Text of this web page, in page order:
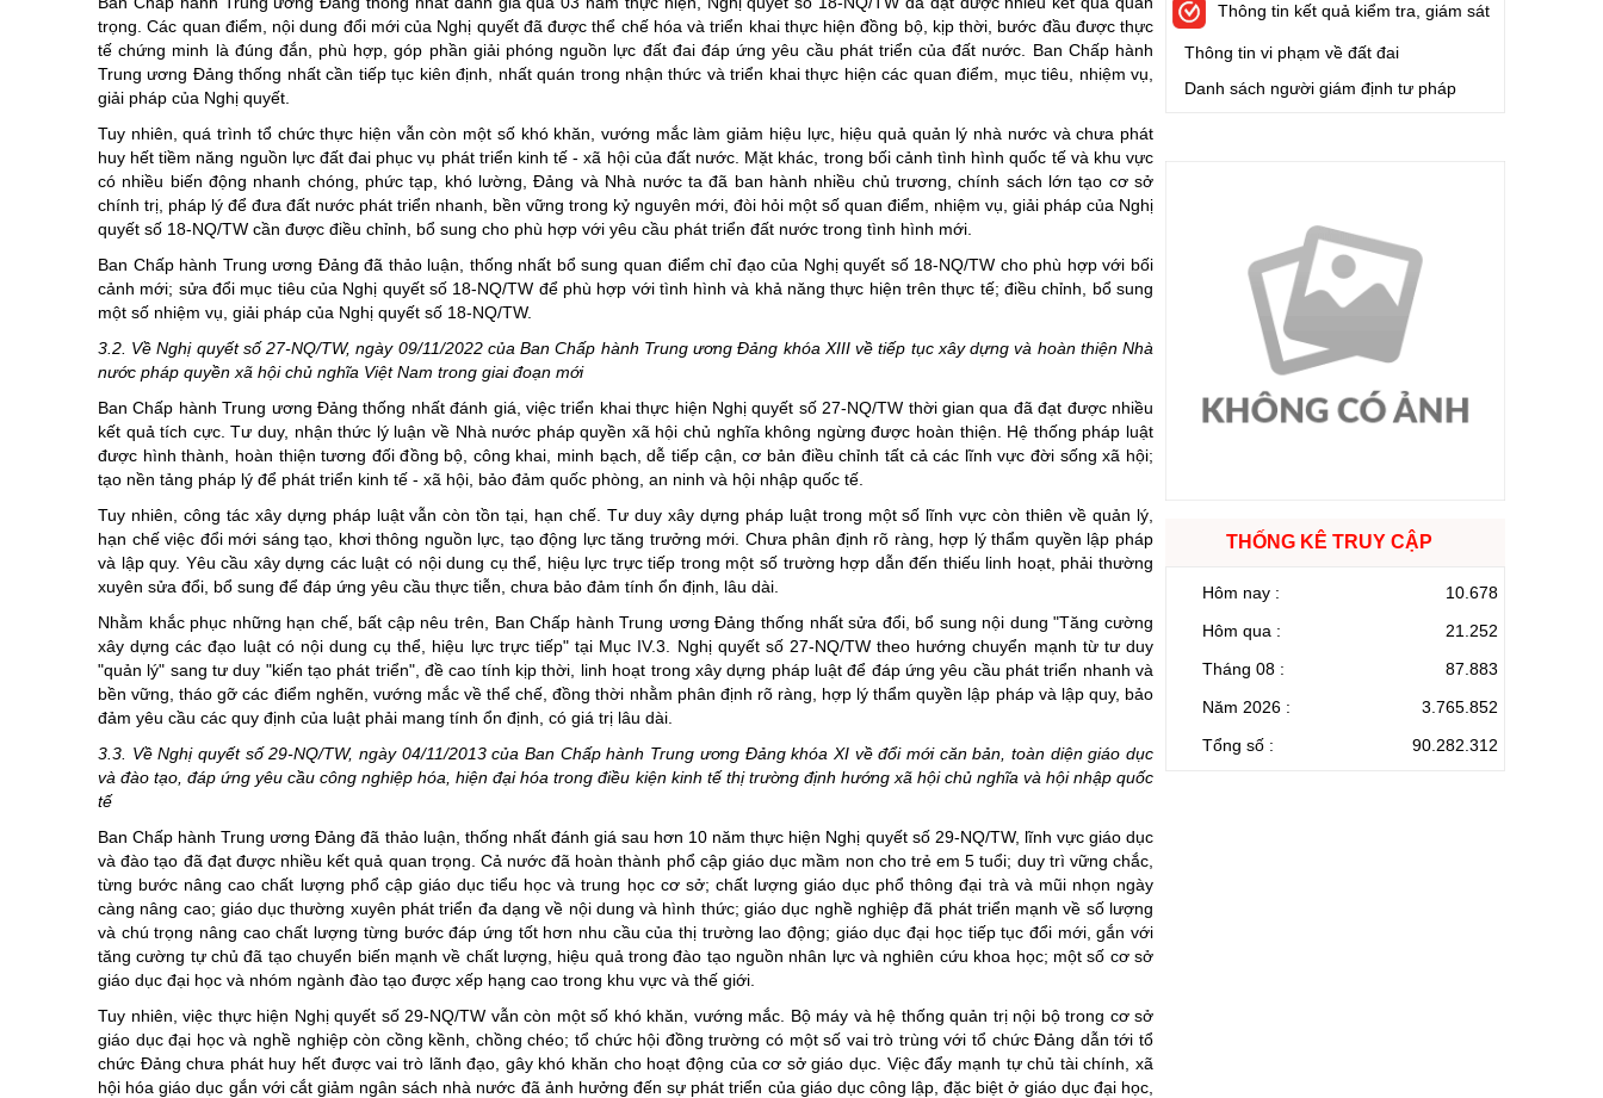
trọng. Các quan điểm, nội dung đổi mới của Nghị quyết đã được thể chế hóa và triển khai thực hiện đồng bộ, kịp thời, bước đầu được thực
tế chứng minh là đúng đắn, phù hợp, góp phần giải phóng nguồn lực đất đai đáp ứng yêu cầu phát triển của đất nước. Ban Chấp hành
Trung ương Đảng thống nhất cần tiếp tục kiên định, nhất quán trong nhận thức và triển khai thực hiện các quan điểm, mục tiêu, nhiệm vụ,
giải pháp của Nghị quyết.
Tuy nhiên, quá trình tổ chức thực hiện vẫn còn một số khó khăn, vướng mắc làm giảm hiệu lực, hiệu quả quản lý nhà nước và chưa phát
huy hết tiềm năng nguồn lực đất đai phục vụ phát triển kinh tế - xã hội của đất nước. Mặt khác, trong bối cảnh tình hình quốc tế và khu vực
có nhiều biến động nhanh chóng, phức tạp, khó lường, Đảng và Nhà nước ta đã ban hành nhiều chủ trương, chính sách lớn tạo cơ sở
chính trị, pháp lý để đưa đất nước phát triển nhanh, bền vững trong kỷ nguyên mới, đòi hỏi một số quan điểm, nhiệm vụ, giải pháp của Nghị
quyết số 18-NQ/TW cần được điều chỉnh, bổ sung cho phù hợp với yêu cầu phát triển đất nước trong tình hình mới.
Ban Chấp hành Trung ương Đảng đã thảo luận, thống nhất bổ sung quan điểm chỉ đạo của Nghị quyết số 18-NQ/TW cho phù hợp với bối
cảnh mới; sửa đổi mục tiêu của Nghị quyết số 18-NQ/TW để phù hợp với tình hình và khả năng thực hiện trên thực tế; điều chỉnh, bổ sung
một số nhiệm vụ, giải pháp của Nghị quyết số 18-NQ/TW.
3.2. Về Nghị quyết số 27-NQ/TW, ngày 09/11/2022 của Ban Chấp hành Trung ương Đảng khóa XIII về tiếp tục xây dựng và hoàn thiện Nhà
nước pháp quyền xã hội chủ nghĩa Việt Nam trong giai đoạn mới
Ban Chấp hành Trung ương Đảng thống nhất đánh giá, việc triển khai thực hiện Nghị quyết số 27-NQ/TW thời gian qua đã đạt được nhiều
kết quả tích cực. Tư duy, nhận thức lý luận về Nhà nước pháp quyền xã hội chủ nghĩa không ngừng được hoàn thiện. Hệ thống pháp luật
được hình thành, hoàn thiện tương đối đồng bộ, công khai, minh bạch, dễ tiếp cận, cơ bản điều chỉnh tất cả các lĩnh vực đời sống xã hội;
tạo nền tảng pháp lý để phát triển kinh tế - xã hội, bảo đảm quốc phòng, an ninh và hội nhập quốc tế.
Tuy nhiên, công tác xây dựng pháp luật vẫn còn tồn tại, hạn chế. Tư duy xây dựng pháp luật trong một số lĩnh vực còn thiên về quản lý,
hạn chế việc đổi mới sáng tạo, khơi thông nguồn lực, tạo động lực tăng trưởng mới. Chưa phân định rõ ràng, hợp lý thẩm quyền lập pháp
và lập quy. Yêu cầu xây dựng các luật có nội dung cụ thể, hiệu lực trực tiếp trong một số trường hợp dẫn đến thiếu linh hoạt, phải thường
xuyên sửa đổi, bổ sung để đáp ứng yêu cầu thực tiễn, chưa bảo đảm tính ổn định, lâu dài.
Nhằm khắc phục những hạn chế, bất cập nêu trên, Ban Chấp hành Trung ương Đảng thống nhất sửa đổi, bổ sung nội dung "Tăng cường
xây dựng các đạo luật có nội dung cụ thể, hiệu lực trực tiếp" tại Mục IV.3. Nghị quyết số 27-NQ/TW theo hướng chuyển mạnh từ tư duy
"quản lý" sang tư duy "kiến tạo phát triển", đề cao tính kịp thời, linh hoạt trong xây dựng pháp luật để đáp ứng yêu cầu phát triển nhanh và
bền vững, tháo gỡ các điểm nghẽn, vướng mắc về thể chế, đồng thời nhằm phân định rõ ràng, hợp lý thẩm quyền lập pháp và lập quy, bảo
đảm yêu cầu các quy định của luật phải mang tính ổn định, có giá trị lâu dài.
3.3.
Về Nghị quyết số 29-NQ/TW, ngày 04/11/2013 của Ban Chấp hành Trung ương Đảng khóa XI về đổi mới căn bản, toàn diện giáo dục
và đào tạo, đáp ứng yêu cầu công nghiệp hóa, hiện đại hóa trong điều kiện kinh tế thị trường định hướng xã hội chủ nghĩa và hội nhập quốc
tế
Ban Chấp hành Trung ương Đảng đã thảo luận, thống nhất đánh giá sau hơn 10 năm thực hiện Nghị quyết số 29-NQ/TW, lĩnh vực giáo dục
và đào tạo đã đạt được nhiều kết quả quan trọng. Cả nước đã hoàn thành phổ cập giáo dục mầm non cho trẻ em 5 tuổi; duy trì vững chắc,
từng bước nâng cao chất lượng phổ cập giáo dục tiểu học và trung học cơ sở; chất lượng giáo dục phổ thông đại trà và mũi nhọn ngày
càng nâng cao; giáo dục thường xuyên phát triển đa dạng về nội dung và hình thức; giáo dục nghề nghiệp đã phát triển mạnh về số lượng
và chú trọng nâng cao chất lượng từng bước đáp ứng tốt hơn nhu cầu của thị trường lao động; giáo dục đại học tiếp tục đổi mới, gắn với
tăng cường tự chủ đã tạo chuyển biến mạnh về chất lượng, hiệu quả trong đào tạo nguồn nhân lực và nghiên cứu khoa học; một số cơ sở
giáo dục đại học và nhóm ngành đào tạo được xếp hạng cao trong khu vực và thế giới.
Tuy nhiên, việc thực hiện Nghị quyết số 29-NQ/TW vẫn còn một số khó khăn, vướng mắc. Bộ máy và hệ thống quản trị nội bộ trong cơ sở
giáo dục đại học và nghề nghiệp còn cồng kềnh, chồng chéo; tổ chức hội đồng trường có một số vai trò trùng với tổ chức Đảng dẫn tới tổ
chức Đảng chưa phát huy hết được vai trò lãnh đạo, gây khó khăn cho hoạt động của cơ sở giáo dục. Việc đẩy mạnh tự chủ tài chính, xã
hội hóa giáo dục gắn với cắt giảm ngân sách nhà nước đã ảnh hưởng đến sự phát triển của giáo dục công lập, đặc biệt ở giáo dục đại học,
Thông tin kết quả kiểm tra, giám sát
Thông tin vi phạm về đất đai
Danh sách người giám định tư pháp
THỐNG KÊ TRUY CẬP
Hôm nay :
10.678
Hôm qua :
21.252
Tháng 08 :
87.883
Năm 2026 :
3.765.852
Tổng số :
90.282.312